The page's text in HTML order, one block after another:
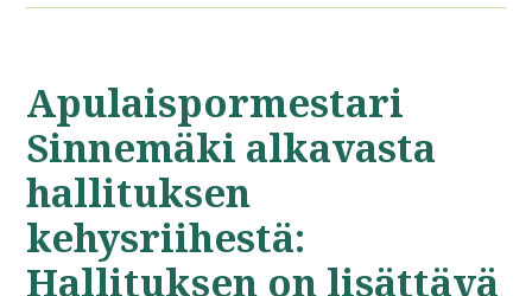
Apulaispormestari
Sinnemäki alkavasta
hallituksen
kehysriihestä:
Hallituksen on lisättävä